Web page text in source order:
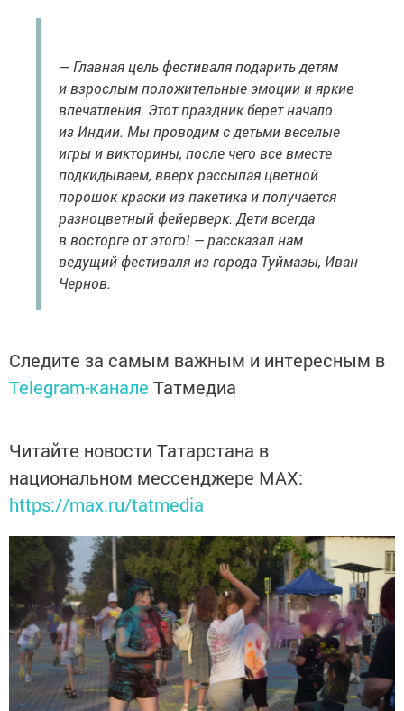
— Главная цель фестиваля подарить детям
и взрослым положительные эмоции и яркие
впечатления. Этот праздник берет начало
из Индии. Мы проводим с детьми веселые
игры и викторины, после чего все вместе
подкидываем, вверх рассыпая цветной
порошок краски из пакетика и получается
разноцветный фейерверк. Дети всегда
в восторге от этого! — рассказал нам
ведущий фестиваля из города Туймазы, Иван
Чернов.
Следите за самым важным и интересным в
Telegram-канале Татмедиа
Читайте новости Татарстана в
национальном мессенджере MАХ:
https://max.ru/tatmedia